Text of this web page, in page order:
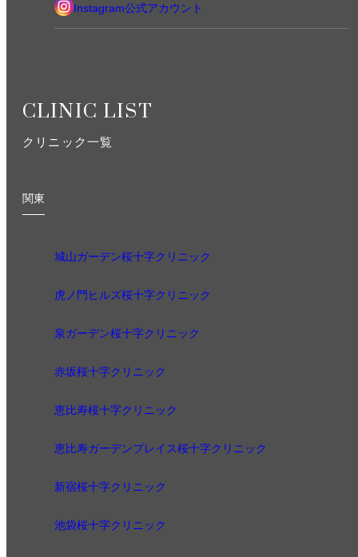
Instagram公式アカウント
CLINIC LIST
クリニック一覧
関東
城山ガーデン桜十字クリニック
虎ノ門ヒルズ桜十字クリニック
泉ガーデン桜十字クリニック
赤坂桜十字クリニック
恵比寿桜十字クリニック
恵比寿ガーデンプレイス桜十字クリニック
新宿桜十字クリニック
池袋桜十字クリニック